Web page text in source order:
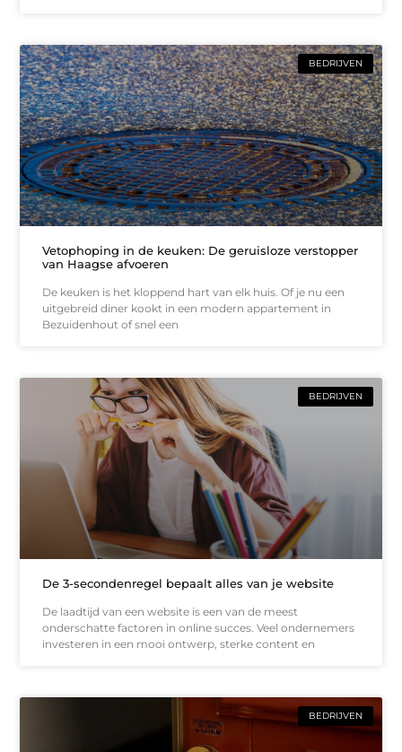
BEDRIJVEN
Vetophoping in de keuken: De geruisloze verstopper
van Haagse afvoeren
De keuken is het kloppend hart van elk huis. Of je nu een
uitgebreid diner kookt in een modern appartement in
Bezuidenhout of snel een
BEDRIJVEN
De 3-secondenregel bepaalt alles van je website
De laadtijd van een website is een van de meest
onderschatte factoren in online succes. Veel ondernemers
investeren in een mooi ontwerp, sterke content en
BEDRIJVEN